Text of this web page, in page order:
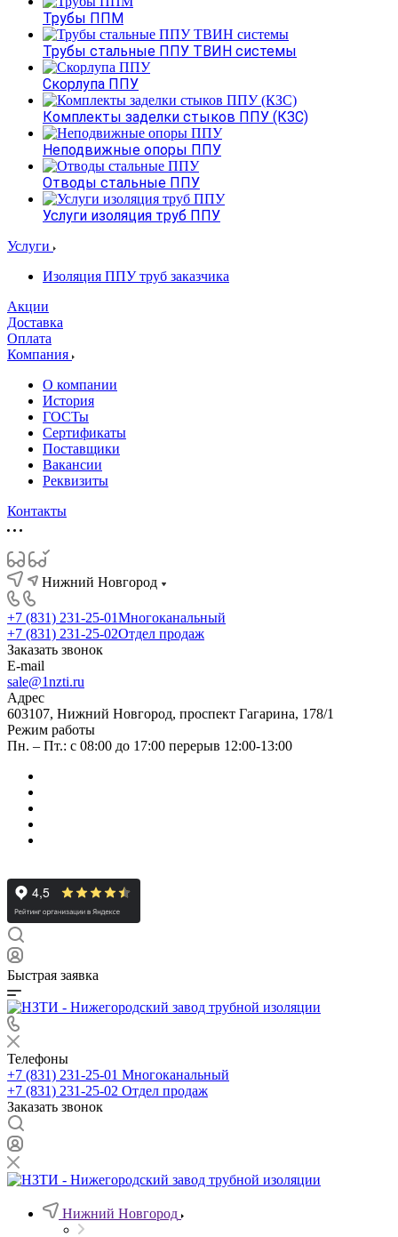
Трубы ППМ
Трубы стальные ППУ ТВИН системы
Скорлупа ППУ
Комплекты заделки стыков ППУ (КЗС)
Неподвижные опоры ППУ
Отводы стальные ППУ
Услуги изоляция труб ППУ
Услуги
Изоляция ППУ труб заказчика
Акции
Доставка
Оплата
Компания
О компании
История
ГОСТы
Сертификаты
Поставщики
Вакансии
Реквизиты
Контакты
Нижний Новгород
+7 (831) 231-25-01Многоканальный
+7 (831) 231-25-02Отдел продаж
Заказать звонок
E-mail
sale@1nzti.ru
Адрес
603107, Нижний Новгород, проспект Гагарина, 178/1
Режим работы
Пн. – Пт.: с 08:00 до 17:00 перерыв 12:00-13:00
Быстрая заявка
Телефоны
+7 (831) 231-25-01 Многоканальный
+7 (831) 231-25-02 Отдел продаж
Заказать звонок
Нижний Новгород